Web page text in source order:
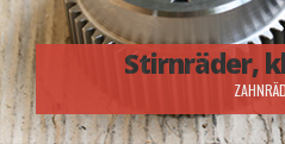
Stirnräder,